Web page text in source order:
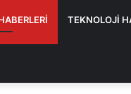
TEKNOLOJİ